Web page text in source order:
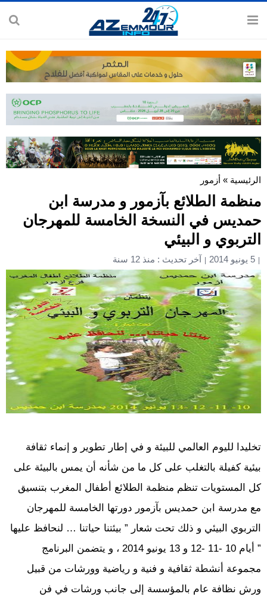
الرئيسية » أزمور
منظمة الطلائع بآزمور و مدرسة ابن
حمديس في النسخة الخامسة للمهرجان
التربوي و البيئي
5 يونيو 2014 آخر تحديث : منذ 12 سنة
تخليدا لليوم العالمي للبيئة و في إطار تطوير و إنماء ثقافة
بيئية كفيلة بالتغلب على كل ما من شأنه أن يمس بالبيئة على
كل المستويات تنظم منظمة الطلائع أطفال المغرب بتنسيق
مع مدرسة ابن حمديس بآزمور دورتها الخامسة للمهرجان
التربوي البيئي و ذلك تحت شعار ” بيئتنا حياتنا … لنحافظ عليها
” أيام 10 -11 -12 و 13 يونيو 2014 ، و يتضمن البرنامج
مجموعة أنشطة ثقافية و فنية و رياضية وورشات من قبيل
ورش نظافة عام بالمؤسسة إلى جانب ورشات في فن